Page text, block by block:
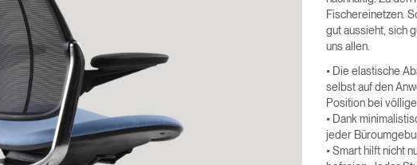
Fischereinetzen.
gut aussieht, sich
uns allen.
• Die elastische
selbst auf den
Position bei
• Dank
jeder
• Smart hilft nicht